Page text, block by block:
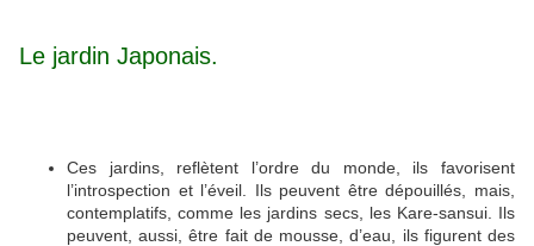
Le jardin Japonais.
Ces jardins, reflètent l’ordre du monde, ils favorisent
l’introspection et l’éveil. Ils peuvent être dépouillés, mais,
contemplatifs, comme les jardins secs, les Kare-sansui. Ils
peuvent, aussi, être fait de mousse, d’eau, ils figurent des